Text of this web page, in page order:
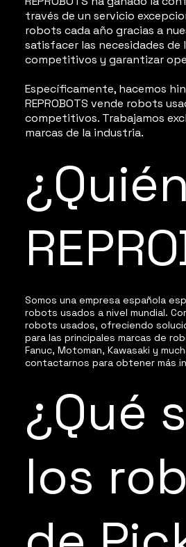
través de un servicio
robots cada año gracias a
satisfacer las necesidades
competitivos y garantizar
Específicamente, hacemos
REPROBOTS vende robots
competitivos. Trabajamos
marcas de la industria.
Somos una empresa española
robots usados a nivel mundial.
robots usados, ofreciendo
para las principales marcas de
Fanuc, Motoman, Kawasaki y
contactarnos para obtener más
¿Qué
los